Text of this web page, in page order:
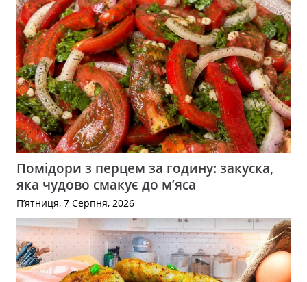
Помідори з перцем за годину: закуска,
яка чудово смакує до м’яса
П’ятниця, 7 Серпня, 2026